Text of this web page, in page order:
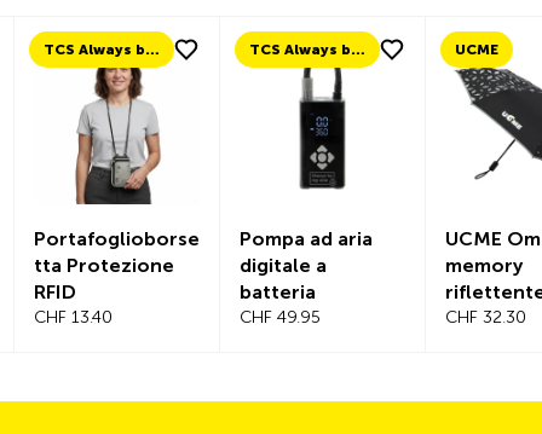
TCS Always by my side
Portafoglioborse
tta Protezione
RFID
CHF 13.40
TCS Always by my side
Pompa ad aria
digitale a
batteria
CHF 49.95
UCME
UCME
memory
CHF 32.30